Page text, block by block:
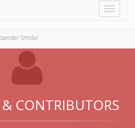
Toggle
Smolar
CONTRIBUTORS